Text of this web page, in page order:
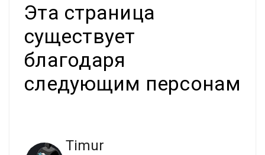
Эта страница
существует
благодаря
следующим персонам
Timur